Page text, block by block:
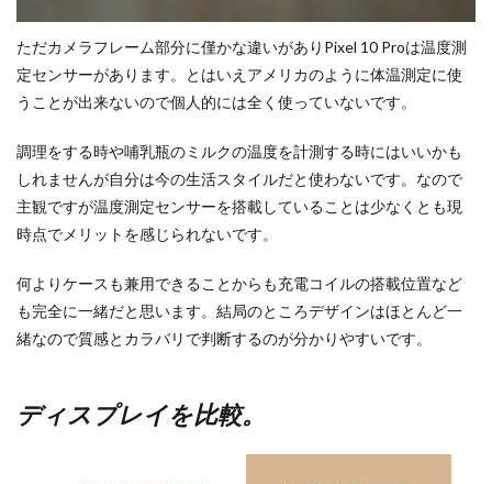
ただカメラフレーム部分に僅かな違いがありPixel 10 Proは温度測
定センサーがあります。とはいえアメリカのように体温測定に使
うことが出来ないので個人的には全く使っていないです。
調理をする時や哺乳瓶のミルクの温度を計測する時にはいいかも
しれませんが自分は今の生活スタイルだと使わないです。なので
主観ですが温度測定センサーを搭載していることは少なくとも現
時点でメリットを感じられないです。
何よりケースも兼用できることからも充電コイルの搭載位置など
も完全に一緒だと思います。結局のところデザインはほとんど一
緒なので質感とカラバリで判断するのが分かりやすいです。
ディスプレイを比較。